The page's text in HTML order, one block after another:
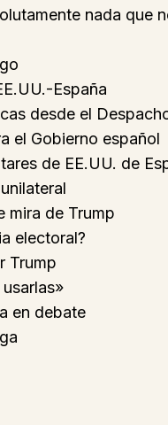
nada que
España
desde el
el Gobierno español
de EE.UU. de
mira de Trump
electoral?
Trump
en debate